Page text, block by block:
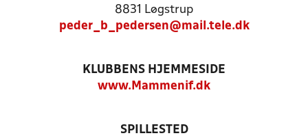
8831 Løgstrup
peder_b_pedersen@mail.tele.dk
KLUBBENS HJEMMESIDE
www.Mammenif.dk
SPILLESTED